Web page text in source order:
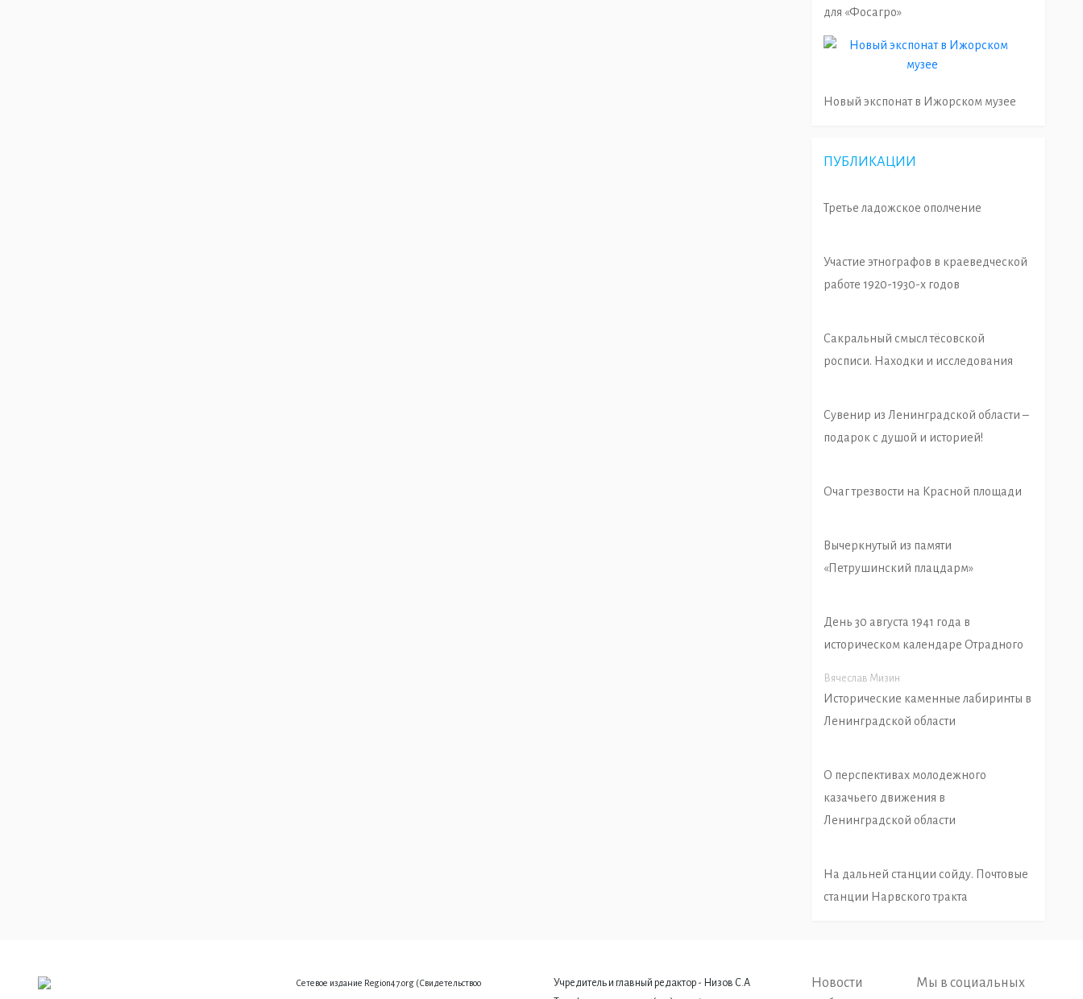
для «Фосагро»
Новый экспонат в Ижорском музее
ПУБЛИКАЦИИ
Третье ладожское ополчение
Участие этнографов в краеведческой
работе 1920-1930-х годов
Сакральный смысл тёсовской
росписи. Находки и исследования
Сувенир из Ленинградской области –
подарок с душой и историей!
Очаг трезвости на Красной площади
Вычеркнутый из памяти
«Петрушинский плацдарм»
День 30 августа 1941 года в
историческом календаре Отрадного
Вячеслав Мизин
Исторические каменные лабиринты в
Ленинградской области
О перспективах молодежного
казачьего движения в
Ленинградской области
На дальней станции сойду. Почтовые
станции Нарвского тракта
Сетевое издание Region47.org (Свидетельствоо
Учредитель и главный редактор - Низов С.А
Новости
Мы в социальных